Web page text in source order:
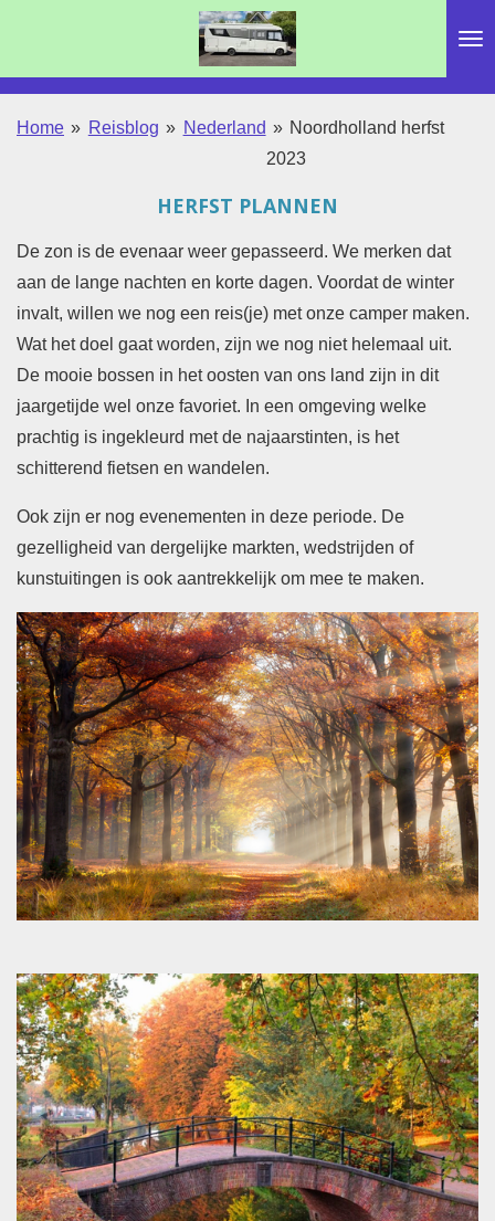
de
Home » Reisblog » Nederland » Noordholland herfst
2023
HERFST PLANNEN
De zon is de evenaar weer gepasseerd. We merken dat
aan de lange nachten en korte dagen. Voordat de winter
invalt, willen we nog een reis(je) met onze camper maken.
Wat het doel gaat worden, zijn we nog niet helemaal uit.
De mooie bossen in het oosten van ons land zijn in dit
jaargetijde wel onze favoriet. In een omgeving welke
prachtig is ingekleurd met de najaarstinten, is het
schitterend fietsen en wandelen.
Ook zijn er nog evenementen in deze periode. De
gezelligheid van dergelijke markten, wedstrijden of
kunstuitingen is ook aantrekkelijk om mee te maken.